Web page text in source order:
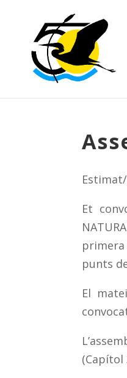
Et
punts
El
(Capítol